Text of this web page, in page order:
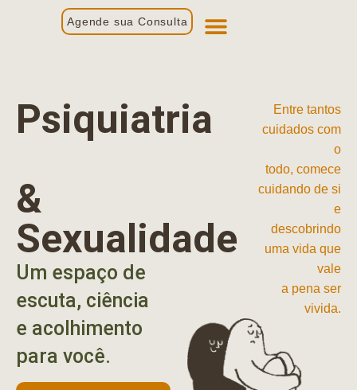
Agende sua Consulta
Psiquiatria
&
Sexualidade
Um espaço de
escuta, ciência
e acolhimento
para você.
Entre tantos
cuidados com
o
todo, comece
cuidando de si
e
descobrindo
uma vida que
vale
a pena ser
vivida.